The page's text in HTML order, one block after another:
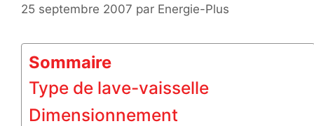
25 septembre 2007 par Energie-Plus
Sommaire
Type de lave-vaisselle
Dimensionnement